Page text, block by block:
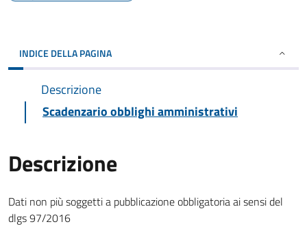
INDICE DELLA PAGINA
Descrizione
Scadenzario obblighi amministrativi
Descrizione
Dati non più soggetti a pubblicazione obbligatoria ai sensi del
dlgs 97/2016